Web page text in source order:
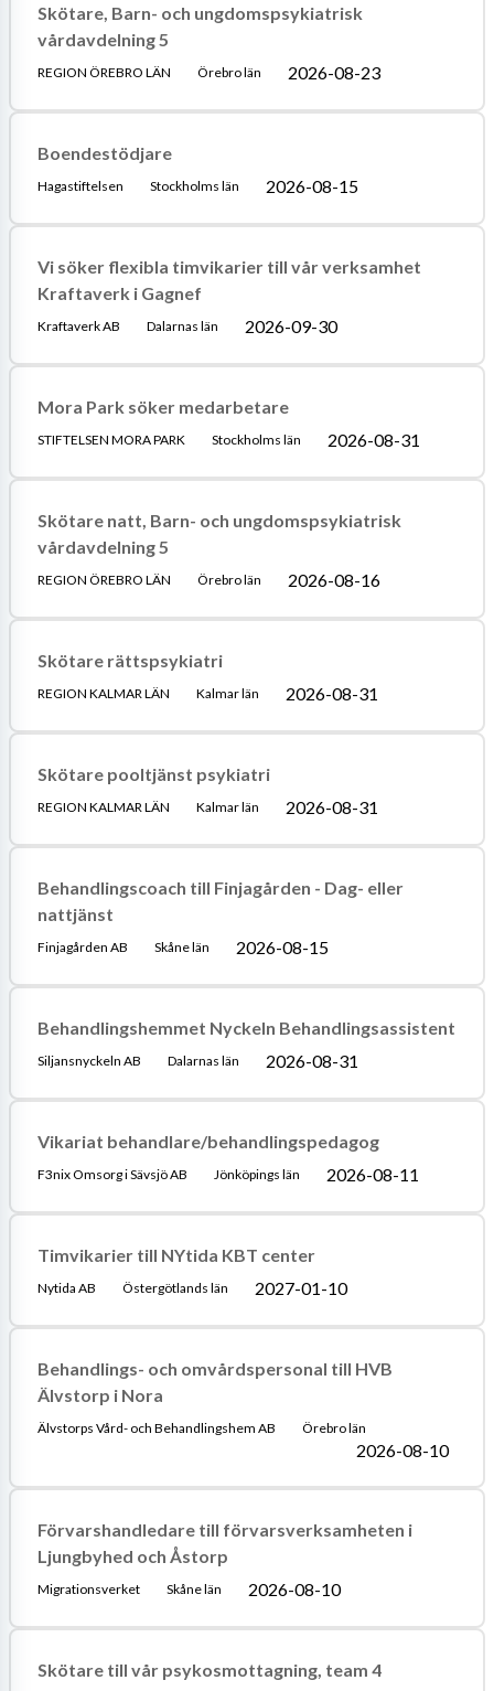
Skötare, Barn- och ungdomspsykiatrisk
vårdavdelning 5
REGION ÖREBRO LÄN Örebro län 2026-08-23
Boendestödjare
Hagastiftelsen Stockholms län 2026-08-15
Vi söker flexibla timvikarier till vår verksamhet
Kraftaverk i Gagnef
Kraftaverk AB Dalarnas län 2026-09-30
Mora Park söker medarbetare
STIFTELSEN MORA PARK Stockholms län 2026-08-31
Skötare natt, Barn- och ungdomspsykiatrisk
vårdavdelning 5
REGION ÖREBRO LÄN Örebro län 2026-08-16
Skötare rättspsykiatri
REGION KALMAR LÄN Kalmar län 2026-08-31
Skötare pooltjänst psykiatri
REGION KALMAR LÄN Kalmar län 2026-08-31
Behandlingscoach till Finjagården - Dag- eller
nattjänst
Finjagården AB Skåne län 2026-08-15
Behandlingshemmet Nyckeln Behandlingsassistent
Siljansnyckeln AB Dalarnas län 2026-08-31
Vikariat behandlare/behandlingspedagog
F3nix Omsorg i Sävsjö AB Jönköpings län 2026-08-11
Timvikarier till NYtida KBT center
Nytida AB Östergötlands län 2027-01-10
Behandlings- och omvårdspersonal till HVB
Älvstorp i Nora
Älvstorps Vård- och Behandlingshem AB Örebro län
2026-08-10
Förvarshandledare till förvarsverksamheten i
Ljungbyhed och Åstorp
Migrationsverket Skåne län 2026-08-10
Skötare till vår psykosmottagning, team 4